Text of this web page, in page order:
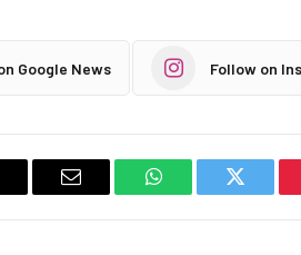
Google News Follow on
Email WhatsAppTwitter